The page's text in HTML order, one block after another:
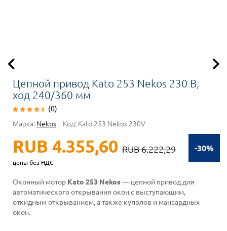
Цепной привод Kato 253 Nekos 230 В,
ход 240/360 мм
(0)
Марка: Nekos Код: Kato 253 Nekos 230V
-30%
RUB 4.355,60 RUB 6.222,29
цены без НДС
Оконный мотор Kato 253 Nekos— цепной привод для
автоматического открывания окон с выступающим,
откидным открыванием, а также куполов и мансардных
окон.